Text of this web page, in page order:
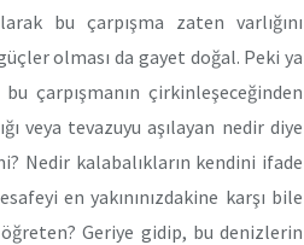
bu çarpışma zaten varlığını
olması da gayet doğal. Peki ya
çarpışmanın çirkinleşeceğinden
veya tevazuyu aşılayan nedir diye
Nedir kalabalıkların kendini ifade
en yakınınızdakine karşı bile
Geriye gidip, bu denizlerin